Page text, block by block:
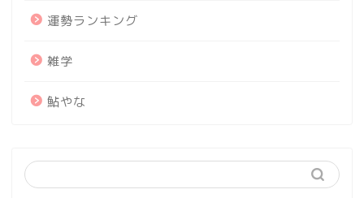
運勢ランキング
雑学
鮎やな